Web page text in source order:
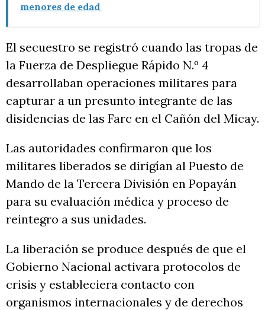
menores de edad
El secuestro se registró cuando las tropas de
la Fuerza de Despliegue Rápido N.º 4
desarrollaban operaciones militares para
capturar a un presunto integrante de las
disidencias de las Farc en el Cañón del Micay.
Las autoridades confirmaron que los
militares liberados se dirigían al Puesto de
Mando de la Tercera División en Popayán
para su evaluación médica y proceso de
reintegro a sus unidades.
La liberación se produce después de que el
Gobierno Nacional activara protocolos de
crisis y estableciera contacto con
organismos internacionales y de derechos